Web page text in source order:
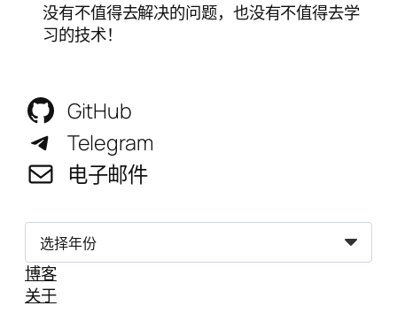
没有不值得去解决的问题，也没有不值得去学
习的技术！
GitHub
Telegram
电子邮件
归
博客
关于